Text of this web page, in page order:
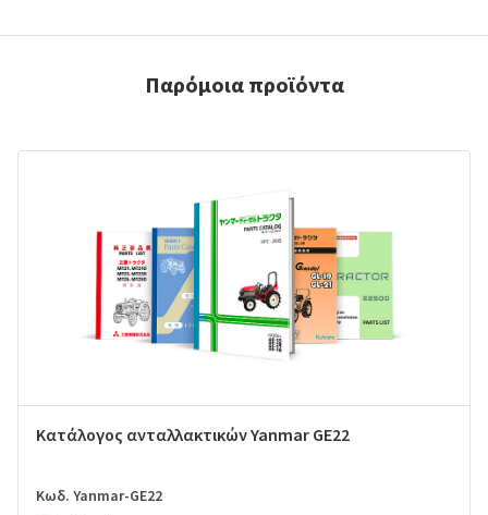
Παρόμοια προϊόντα
Κατάλογος ανταλλακτικών Yanmar GE22
Κωδ. Yanmar-GE22